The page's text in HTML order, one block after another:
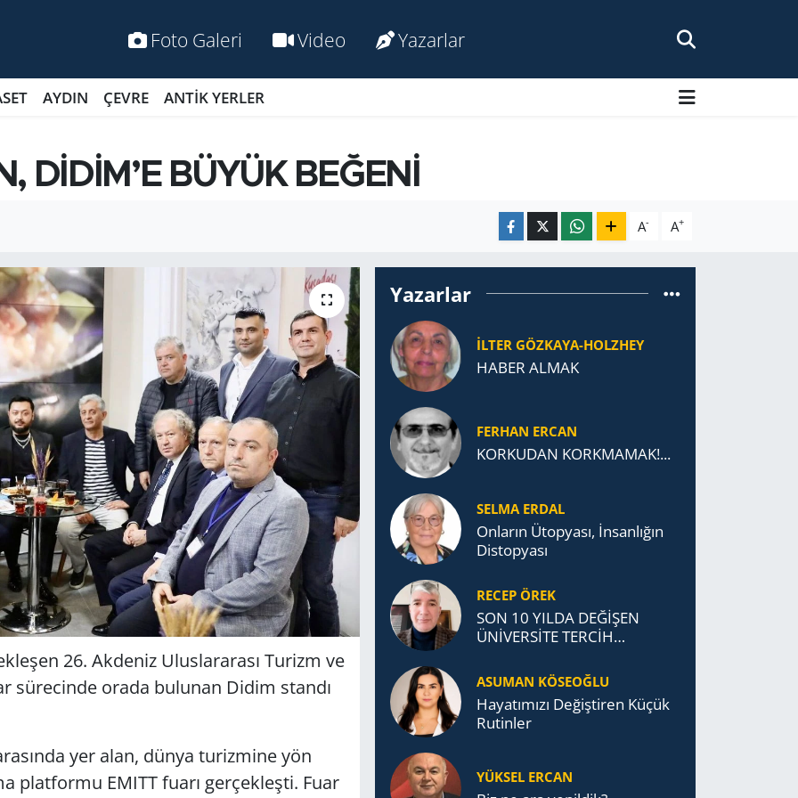
Foto Galeri Video Yazarlar
AYDIN ÇEVRE ANTİK YERLER
DİDİM’E BÜYÜK BEĞENİ
A- A+
26. Akdeniz Uluslararası Turizm ve
sürecinde orada bulunan Didim standı
yer alan, dünya turizmine yön
platformu EMITT fuarı gerçekleşti. Fuar
Yazarlar
İLTER GÖZKAYA-HOLZHEY
HABER ALMAK
FERHAN ERCAN
KORKUDAN KORKMAMAK!...
SELMA ERDAL
Onların Ütopyası, İnsanlığın
Distopyası
RECEP ÖREK
SON 10 YILDA DEĞİŞEN
ÜNİVERSİTE TERCİH
ASUMAN KÖSEOĞLU
Ha­ya­tı­mı­zı De­ğiş­ti­ren Küçük
Ru­tin­ler
YÜKSEL ERCAN